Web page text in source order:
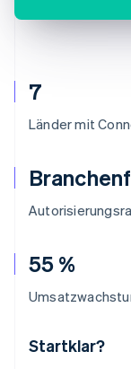
7
Länder mit
55 %
Startklar?
Australien